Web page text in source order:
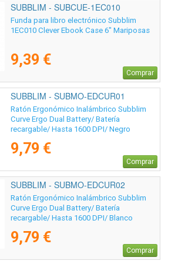
SUBBLIM - SUBCUE-1EC010
Funda para libro electrónico Subblim
1EC010 Clever Ebook Case 6" Mariposas
9,39 €
Comprar
SUBBLIM - SUBMO-EDCUR01
Ratón Ergonómico Inalámbrico Subblim
Curve Ergo Dual Battery/ Batería
recargable/ Hasta 1600 DPI/ Negro
9,79 €
Comprar
SUBBLIM - SUBMO-EDCUR02
Ratón Ergonómico Inalámbrico Subblim
Curve Ergo Dual Battery/ Batería
recargable/ Hasta 1600 DPI/ Blanco
9,79 €
Comprar